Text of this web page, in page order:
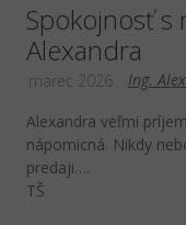
Spokojnosť s
Alexandra
Ing.
marec 2026
Alexandra veľmi
nápomicná. Nikdy
predaji….
TŠ